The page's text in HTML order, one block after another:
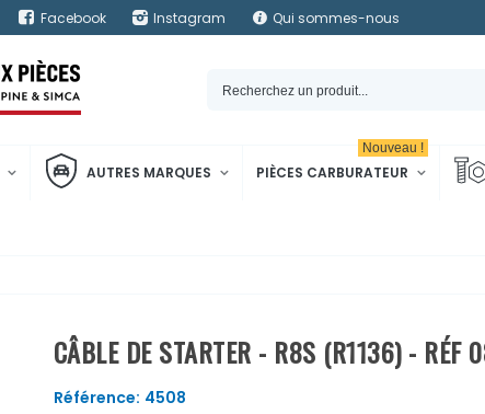
Facebook Instagram Qui sommes-nous
AUTRES MARQUES PIÈCES CARBURATEUR
Nouveau !
CÂBLE DE STARTER - R8S (R1136) - RÉF
Référence: 4508